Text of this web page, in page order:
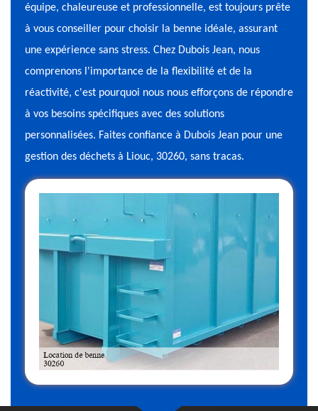
équipe, chaleureuse et professionnelle, est toujours prête
à vous conseiller pour choisir la benne idéale, assurant
une expérience sans stress. Chez Dubois Jean, nous
comprenons l'importance de la flexibilité et de la
réactivité, c'est pourquoi nous nous efforçons de répondre
à vos besoins spécifiques avec des solutions
personnalisées. Faites confiance à Dubois Jean pour une
gestion des déchets à Liouc, 30260, sans tracas.